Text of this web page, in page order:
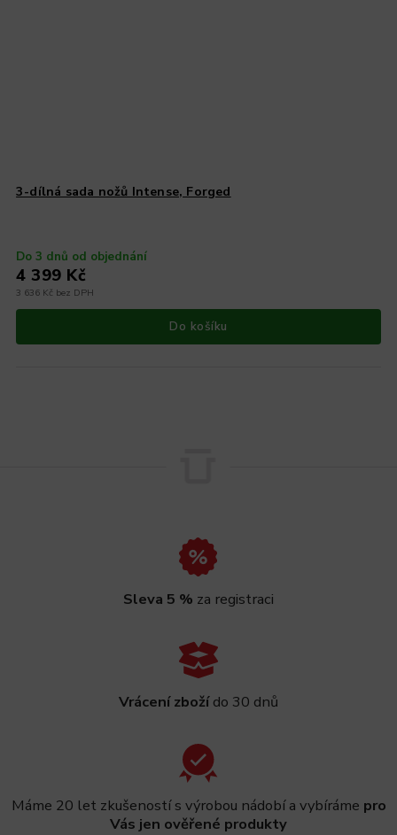
3-dílná sada nožů Intense, Forged
Do 3 dnů od objednání
3 636 Kč bez DPH
4 399 Kč
Do košíku
Sleva 5 % za registraci
Vrácení zbožído 30 dnů
Máme 20 let zkušeností s výrobou nádobí a vybíráme pro
Vás jen ověřené produkty